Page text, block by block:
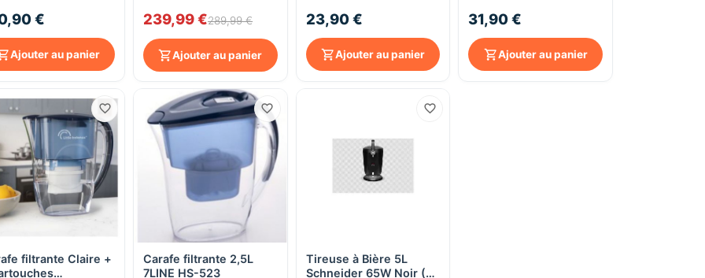
1L€
Ajouter au panier
KITCHENCOOK
239,99 €289,99 €
Ajouter au panier
23,90 €
Ajouter au panier
8590
31,90 €
Ajouter au panier
Aperçu rapide
filtrante Claire +
Aperçu rapide
Carafe filtrante 2,5L
7LINE HS-523
Aperçu rapide
Tireuse à Bière 5L
Schneider 65W Noir (4